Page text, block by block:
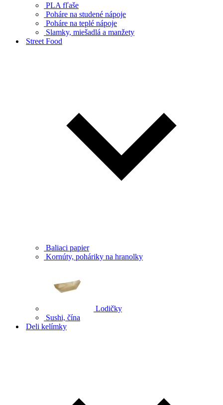
PLA fľaše
Poháre na studené nápoje
Poháre na teplé nápoje
Slamky, miešadlá a manžety
Street Food
Baliaci papier
Kornúty, poháriky na hranolky
Lodičky
Sushi, čína
Deli kelímky